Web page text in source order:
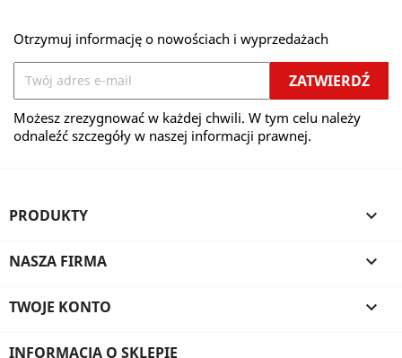
Otrzymuj informację o nowościach i wyprzedażach
Możesz zrezygnować w każdej chwili. W tym celu należy
odnaleźć szczegóły w naszej informacji prawnej.
PRODUKTY 
NASZA FIRMA 
TWOJE KONTO 
INFORMACJA O SKLEPIE